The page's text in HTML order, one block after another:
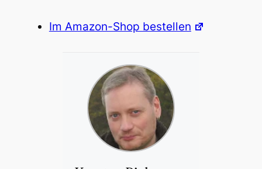
Im Amazon-Shop bestellen